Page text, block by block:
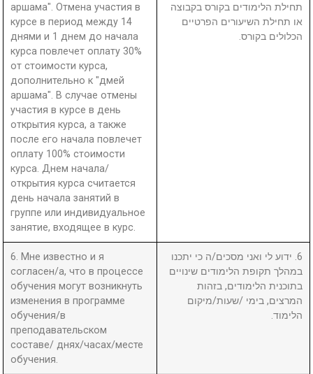
аршама". Отмена участия в
курсе в период между 14
днями и 1 днем до начала
курса повлечет оплату 30%
от стоимости курса,
дополнительно к "дмей
аршама". В случае отмены
участия в курсе в день
открытия курса, а также
после его начала повлечет
оплату 100% стоимости
курса. Днем начала/
открытия курса считается
день начала занятий в
группе или индивидуальное
занятие, входящее в курс.
תחילת הלימודים בקורס בקבוצה
או תחילת השיעורים הפרטיים
הכלולים בקורס.
6. Мне известно и я
согласен/а, что в процессе
обучения могут возникнуть
изменения в программе
обучения/в
преподавательском
составе/ днях/часах/месте
обучения.
6. ידוע לי ואני מסכים/ה כי יתכנו
במהלך תקופת הלימודים שינויים
בתוכנית הלימודים, בזהות
המרצים, בימי /שעות/מיקום
הלימוד.